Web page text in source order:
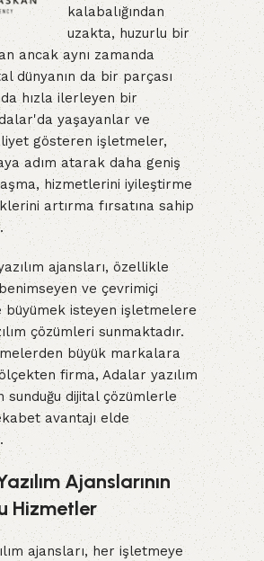
kalabalığından
uzakta, huzurlu bir
ancak aynı zamanda
dünyanın da bir parçası
hızla ilerleyen bir
yaşayanlar ve
gösteren işletmeler,
adım atarak daha geniş
hizmetlerini iyileştirme
artırma fırsatına sahip
ajansları, özellikle
ve çevrimiçi
büyümek isteyen işletmelere
çözümleri sunmaktadır.
büyük markalara
firma, Adalar yazılım
sunduğu dijital çözümlerle
avantajı elde
Ajanslarının
Hizmetler
ajansları, her işletmeye